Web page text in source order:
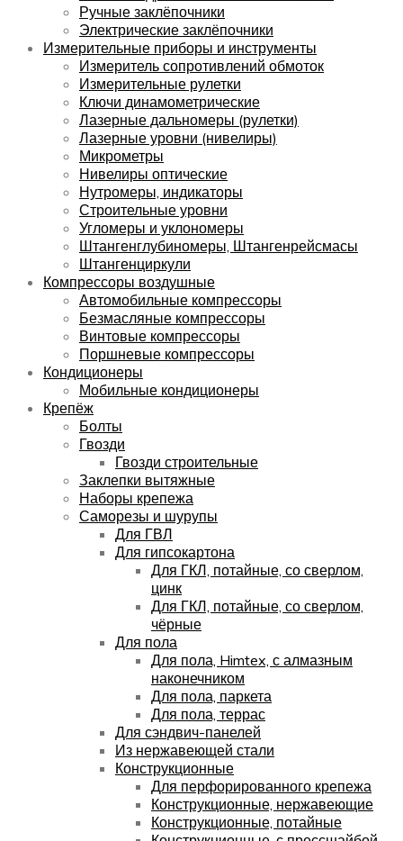
Ручные заклёпочники
Электрические заклёпочники
Измерительные приборы и инструменты
Измеритель сопротивлений обмоток
Измерительные рулетки
Ключи динамометрические
Лазерные дальномеры (рулетки)
Лазерные уровни (нивелиры)
Микрометры
Нивелиры оптические
Нутромеры, индикаторы
Строительные уровни
Угломеры и уклономеры
Штангенглубиномеры, Штангенрейсмасы
Штангенциркули
Компрессоры воздушные
Автомобильные компрессоры
Безмасляные компрессоры
Винтовые компрессоры
Поршневые компрессоры
Кондиционеры
Мобильные кондиционеры
Крепёж
Болты
Гвозди
Гвозди строительные
Заклепки вытяжные
Наборы крепежа
Саморезы и шурупы
Для ГВЛ
Для гипсокартона
Для ГКЛ, потайные, со сверлом,
цинк
Для ГКЛ, потайные, со сверлом,
чёрные
Для пола
Для пола, Himtex, с алмазным
наконечником
Для пола, паркета
Для пола, террас
Для сэндвич-панелей
Из нержавеющей стали
Конструкционные
Для перфорированного крепежа
Конструкционные, нержавеющие
Конструкционные, потайные